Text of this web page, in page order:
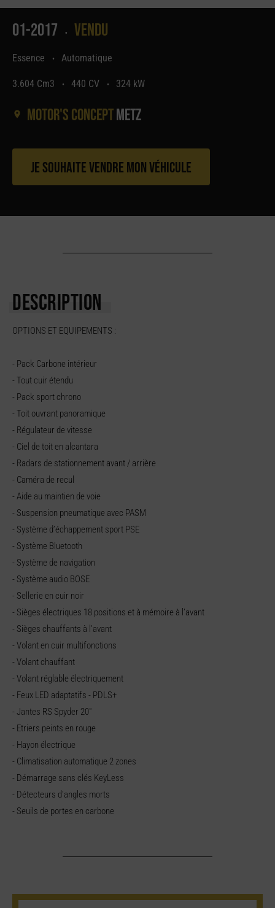
01-2017 • Vendu
Essence • Automatique
3.604 Cm3 • 440 CV • 324 kW
Motor's conceptMetz
Je souhaite vendre mon véhicule
DESCRIPTION
OPTIONS ET EQUIPEMENTS :
- Pack Carbone intérieur
- Tout cuir étendu
- Pack sport chrono
- Toit ouvrant panoramique
- Régulateur de vitesse
- Ciel de toit en alcantara
- Radars de stationnement avant / arrière
- Caméra de recul
- Aide au maintien de voie
- Suspension pneumatique avec PASM
- Système d’échappement sport PSE
- Système Bluetooth
- Système de navigation
- Système audio BOSE
- Sellerie en cuir noir
- Sièges électriques 18 positions et à mémoire à l’avant
- Sièges chauffants à l’avant
- Volant en cuir multifonctions
- Volant chauffant
- Volant réglable électriquement
- Feux LED adaptatifs - PDLS+
- Jantes RS Spyder 20"
- Etriers peints en rouge
- Hayon électrique
- Climatisation automatique 2 zones
- Démarrage sans clés KeyLess
- Détecteurs d'angles morts
- Seuils de portes en carbone